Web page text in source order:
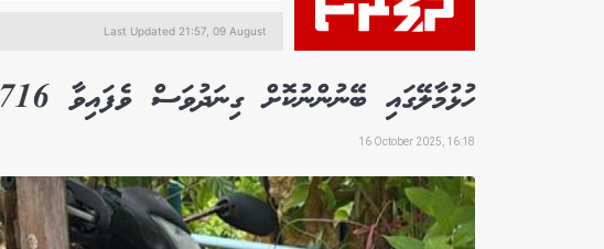
Last Updated 21:57, 09 August
ހުޅުމާލޭގައި ބޭނުންނުކޮށް ގިނަދުވަސް ވެފައިވާ 716 އުޅަނދެއްގެ މައުލޫމާތު އެއްކޮށްފި
16 October 2025, 16:18